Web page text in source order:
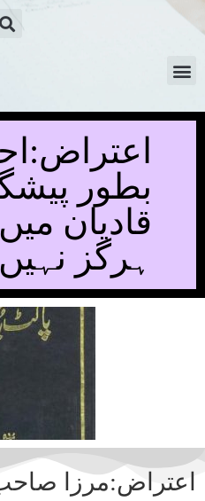
بطور
قادیان
ہرگز
اعتراض:مرزا